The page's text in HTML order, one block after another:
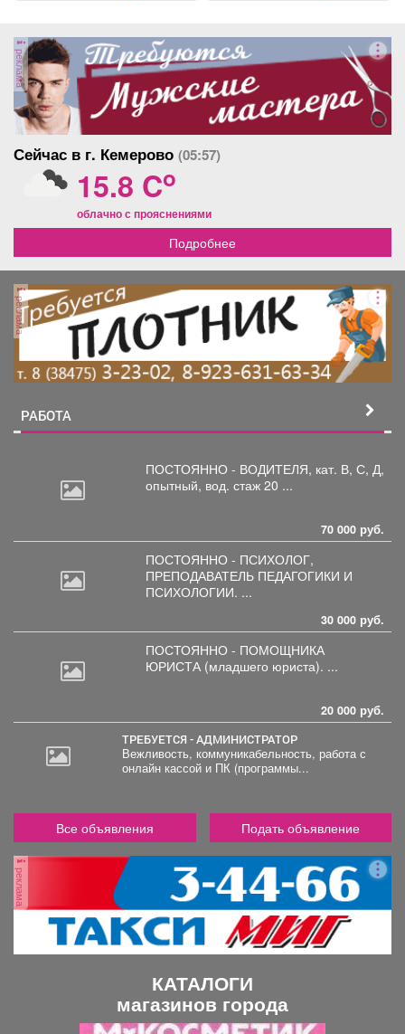
реклама
Сейчас в г. Кемерово (05:57)
15.8 Co
облачно с прояснениями
Подробнее
реклама
РАБОТА
ПОСТОЯННО - ВОДИТЕЛЯ, кат. В, С, Д,
опытный, вод. стаж 20 ...
70 000 руб.
ПОСТОЯННО - ПСИХОЛОГ,
ПРЕПОДАВАТЕЛЬ ПЕДАГОГИКИ И
ПСИХОЛОГИИ. ...
30 000 руб.
ПОСТОЯННО - ПОМОЩНИКА
ЮРИСТА
(младшего юриста). ...
20 000 руб.
ТРЕБУЕТСЯ - АДМИНИСТРАТОР
Вежливость, коммуникабельность, работа с
онлайн кассой и ПК (программы...
Все объявления Подать объявление
реклама
КАТАЛОГИ
магазинов города